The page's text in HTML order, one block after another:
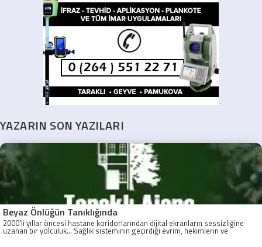
YAZARIN SON YAZILARI
Beyaz Önlüğün Tanıklığında
2000'li yıllar öncesi hastane koridorlarından dijital ekranların sessizliğine
uzanan bir yolculuk... Sağlık sisteminin geçirdiği evrim, hekimlerin ve
hastaların tanıklığında gözler önüne seriliyor.